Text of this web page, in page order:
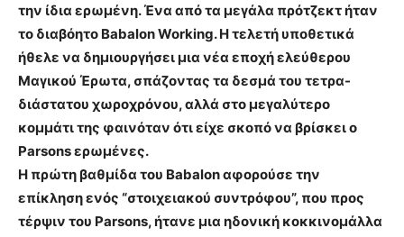
την ίδια ερωμένη. Ένα από τα μεγάλα πρότζεκτ ήταν
το διαβόητο Babalon Working. Η τελετή υποθετικά
ήθελε να δημιουργήσει μια νέα εποχή ελεύθερου
Μαγικού Έρωτα, σπάζοντας τα δεσμά του τετρα-
διάστατου χωροχρόνου, αλλά στο μεγαλύτερο
κομμάτι της φαινόταν ότι είχε σκοπό να βρίσκει ο
Parsons ερωμένες.
Η πρώτη βαθμίδα του Babalon αφορούσε την
επίκληση ενός “στοιχειακού συντρόφου”, που προς
τέρψιν του Parsons, ήτανε μια ηδονική κοκκινομάλλα